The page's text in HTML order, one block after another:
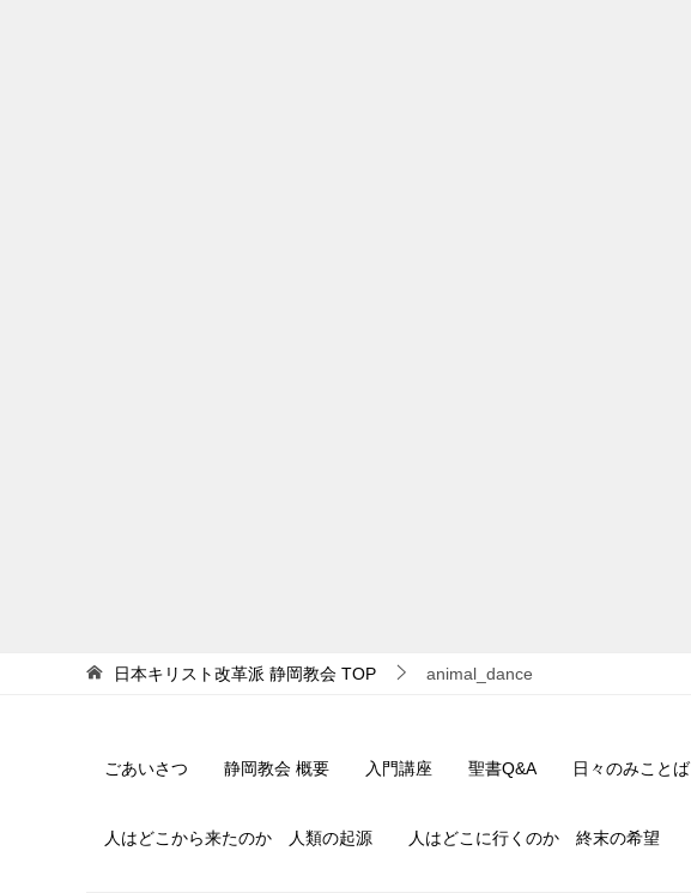
日本キリスト改革派 静岡教会 TOP animal_dance
ごあいさつ 静岡教会 概要 入門講座 聖書Q&A 日々のみことば
人はどこから来たのか 人類の起源 人はどこに行くのか 終末の希望